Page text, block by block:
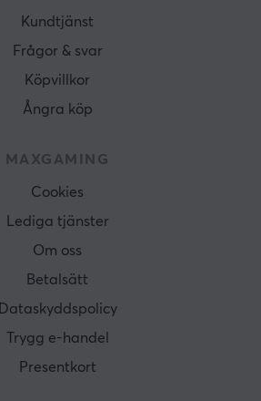
Kundtjänst
Frågor & svar
Köpvillkor
Ångra köp
MAXGAMING
Cookies
Lediga tjänster
Om oss
Betalsätt
Dataskyddspolicy
Trygg e-handel
Presentkort